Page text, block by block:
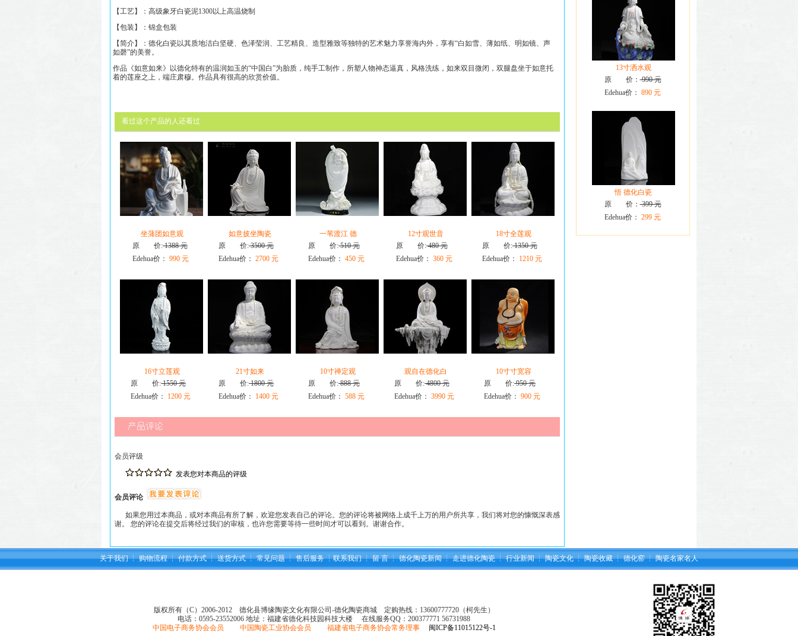
【工艺】：高级象牙白瓷泥1300以上高温烧制
【包装】：锦盒包装
【简介】：德化白瓷以其质地洁白坚硬、色泽莹润、工艺精良、造型雅致等独特的艺术魅力享誉海内外，享有“白如雪、薄如纸、明如镜、声
如磬”的美誉。
作品《如意如来》以德化特有的温润如玉的“中国白”为胎质，纯手工制作，所塑人物神态逼真，风格洗练， 如来双目微闭，双腿盘坐于如意托
着的莲座之上，端庄肃穆。 作品具有很高的欣赏价值。
看过这个产品的人还看过
坐蒲团如意观
原 价:1388 元
Edehua价： 990 元
如意披坐陶瓷
原 价:3500 元
Edehua价： 2700 元
一苇渡江 德
原 价:510 元
Edehua价： 450 元
12寸观世音
原 价:480 元
Edehua价： 360 元
18寸全莲观
原 价:1350 元
Edehua价：
1210 元
16寸立莲观
原 价:1550 元
Edehua价：
1200 元
21寸如来
原 价:1800 元
Edehua价：
1400 元
10寸禅定观
原 价:888 元
Edehua价： 588 元
观自在德化白
原 价:4800 元
Edehua价： 3990 元
10寸寸宽容
原 价:950 元
Edehua价： 900 元
会员评级
发表您对本商品的评级
会员评论
如果您用过本商品，或对本商品有所了解，欢迎您发表自己的评论。您的评论将被网络上成千上万的用户所共享，我们将对您的慷慨深表感
谢。 您的评论在提交后将经过我们的审核，也许您需要等待一些时间才可以看到。谢谢合作。
13寸洒水观
原 价：990 元
Edehua价： 890 元
悟 德化白瓷
原 价：399 元
Edehua价： 299 元
关于我们┆购物流程┆付款方式┆送货方式┆常见问题┆售后服务┆联系我们┆留 言 ┆德化陶瓷新闻 ┆走进德化陶瓷 ┆行业新闻 ┆陶瓷文化 ┆陶瓷收藏 ┆德化窑 ┆陶瓷名家名人
版权所有（C）2006-2012 德化县博缘陶瓷文化有限公司-德化陶瓷商城 定购热线：13600777720（柯先生）
电话：0595-23552006 地址：福建省德化科技园科技大楼 在线服务QQ： 200377771 56731988
中国电子商务协会会员 中国陶瓷工业协会会员 福建省电子商务协会常务理事
闽ICP备11015122号-1